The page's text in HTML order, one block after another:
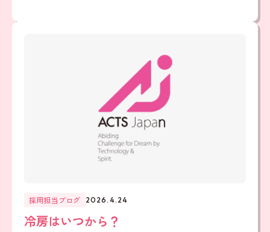
採用担当ブログ 2026.4.24
冷房はいつから？